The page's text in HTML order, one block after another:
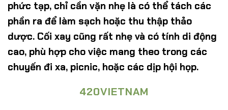
phức tạp, chỉ cần vặn nhẹ là có thể tách các
phần ra để làm sạch hoặc thu thập thảo
dược. Cối xay cũng rất nhẹ và có tính di động
cao, phù hợp cho việc mang theo trong các
chuyến đi xa, picnic, hoặc các dịp hội họp.
420VIETNAM